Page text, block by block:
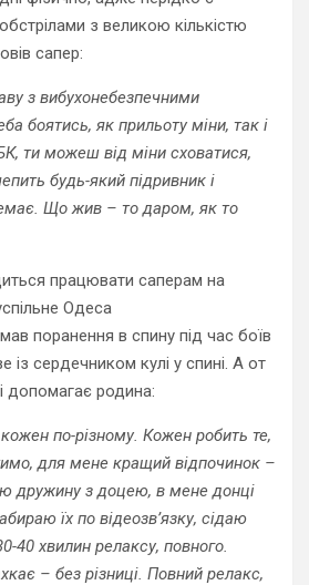
з великою кількістю
сапер:
з вибухонебезпечними
боятись, як прильоту міни, так і
, ти можеш від міни сховатися,
будь-який підривник і
Що жив – то даром, як то
працювати саперам на
Одеса
поранення в спину під час боїв
сердечником кулі у спині. А от
допомагає родина:
по-різному. Кожен робить те,
для мене кращий відпочинок –
дружину з доцею, в мене донці
їх по відеозв’язку, сідаю
40 хвилин релаксу, повного.
– без різниці. Повний релакс,